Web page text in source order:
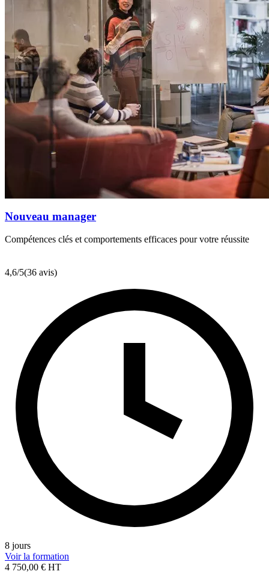
Nouveau manager
Compétences clés et comportements efficaces pour votre réussite
4,6/5(36 avis)
8 jours
Voir la formation
4 750,00 € HT